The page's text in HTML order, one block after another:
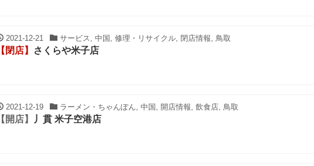
2021-12-21 サービス, 中国, 修理・リサイクル, 閉店情報, 鳥取
【閉店】 さくらや米子店
2021-12-19 ラーメン・ちゃんぽん, 中国, 開店情報, 飲食店, 鳥取
【開店】 丿貫 米子空港店